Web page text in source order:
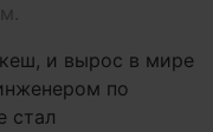
и вырос в мире
по
стал